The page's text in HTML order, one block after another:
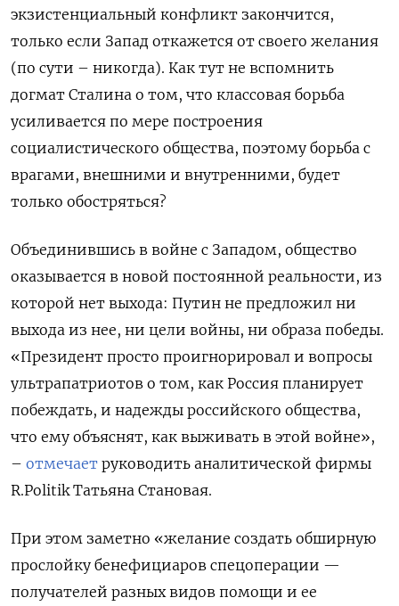
экзистенциальный конфликт закончится,
только если Запад откажется от своего желания
(по сути – никогда). Как тут не вспомнить
догмат Сталина о том, что классовая борьба
усиливается по мере построения
социалистического общества, поэтому борьба с
врагами, внешними и внутренними, будет
только обостряться?
Объединившись в войне с Западом, общество
оказывается в новой постоянной реальности, из
которой нет выхода: Путин не предложил ни
выхода из нее, ни цели войны, ни образа победы.
«Президент просто проигнорировал и вопросы
ультрапатриотов о том, как Россия планирует
побеждать, и надежды российского общества,
что ему объяснят, как выживать в этой войне»,
– отмечает руководить аналитической фирмы
R.Politik Татьяна Становая.
При этом заметно «желание создать обширную
прослойку бенефициаров спецоперации —
получателей разных видов помощи и ее